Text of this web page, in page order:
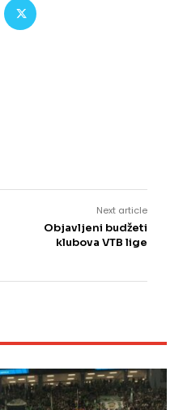
Next article
Objavljeni budžeti
klubova VTB lige